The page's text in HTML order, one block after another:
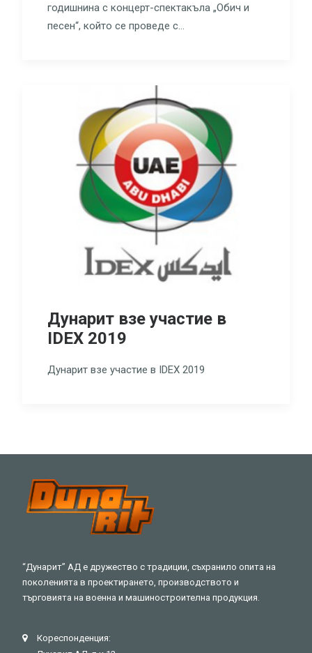
годишнина с концерт-спектакъла „Обич и
песен“, който се проведе с…
Дунарит взе участие в
IDEX 2019
Дунарит взе участие в IDEX 2019
“Дунарит” АД е дружество с традиции, съхранило опита на
поколенията в проектирането, производството и
търговията на военна и машиностроителна продукция.
Кореспонденция: